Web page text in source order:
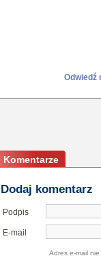
Odwiedź
Komentarze
Dodaj komentarz
Podpis
E-mail
Adres e-mail